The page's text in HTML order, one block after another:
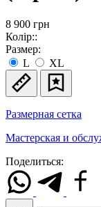
8 900 грн
Колір::
Размер:
L
XL
Размерная сетка
Мастерская и
Поделиться: